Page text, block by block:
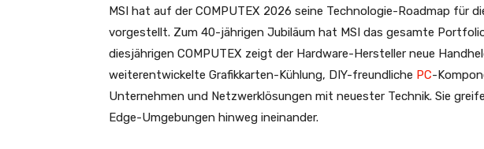
MSI hat auf der COMPUTEX 2026 seine Technologie-Roadmap für
vorgestellt. Zum 40-jährigen Jubiläum hat MSI das gesamte
diesjährigen COMPUTEX zeigt der Hardware-Hersteller neue
weiterentwickelte Grafikkarten-Kühlung, DIY-freundliche PC-
Unternehmen und Netzwerklösungen mit neuester Technik. Sie
Edge-Umgebungen hinweg ineinander.